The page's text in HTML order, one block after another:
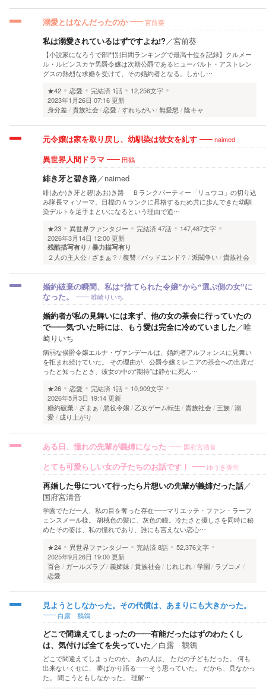
溺愛とはなんだったのか 宮前葵
私は溺愛されているはずですよね!? ／宮前葵
【小説家になろうで部門別日間ランキングで最高十位を記録】クルメー
ル・ルビンスカヤ男爵令嬢は次期公爵であるヒューバルト・アストレン
グスの熱烈な求婚を受けて、その婚約者となる。しかし…
★42
恋愛 完結済 1話
12,256文字
2023年1月26日 07:16 更新
身分差 貴族社会 恋愛 すれちがい 無愛想 陰キャ
元令嬢は家を取り戻し、幼馴染は彼女を糺す naimed
異世界人間ドラマ 田鶴
緋き牙と碧き路／naimed
緋(あか)き牙と碧(あお)き路 Ｂランクパーティー「リュウコ」の切り込
み隊長マィソーマ。目標のＡランクに昇格するため共に歩んできた幼馴
染デルトを足手まといになるという理由で追…
★23
異世界ファンタジー 完結済47話
147,487文字
2026年3月14日 12:00 更新
残酷描写有り 暴力描写有り
２人の主人公 ざまぁ？ 復讐 バッドエンド？ 派閥争い 貴族社会
婚約破棄の瞬間、私は“捨てられた令嬢”から“選ぶ側の女”に
なった。
唯崎りいち
婚約者が私の見舞いには来ず、他の女の茶会に行っていたの
で――気づいた時には、もう愛は完全に冷めていました／唯
崎りいち
病弱な侯爵令嬢エルナ・ヴァンデールは、婚約者アルフォンスに見舞い
を拒まれ続けていた。 その理由が、公爵令嬢ミレニアの茶会への出席だ
ったと知ったとき、彼女の中の“期待”は静かに死ん…
★26
恋愛 完結済 1話
10,909文字
2026年5月3日 19:14 更新
婚約破棄
ざまぁ 悪役令嬢 乙女ゲーム転生 貴族社会 王族 溺
愛
成り上がり
ある日、憧れの先輩が義姉になった 国府宮清音
とても可愛らしい女の子たちのお話です！ ゆうき弥生
再婚した母について行ったら片想いの先輩が義姉だった話／
国府宮清音
学園でただ一人、私の目を奪った存在――マリエッテ・ファン・ラーフ
ェンスメール様。 胡桃色の髪に、灰色の瞳。冷たさと優しさを同時に秘
めたその姿は、私の憧れであり、誰にも言えない恋心…
★24
異世界ファンタジー 完結済8話
52,376文字
2025年9月26日 19:00 更新
百合
ガールズラブ 義姉妹 貴族社会 じれじれ 学園
ラブコメ
恋愛
見ようとしなかった。その代償は、あまりにも大きかった。
白露 鶺鴒
どこで間違えてしまったの――有能だったはずのわたくし
は、気付けば全てを失っていた ／白露 鶺鴒
どこで間違えてしまったのか。 あの人は、 ただの子どもだった。 何も
出来ないくせに、 夢ばかり語る――そう思っていた。 だから、見なかっ
た。 聞こうともしなかった。 理解…